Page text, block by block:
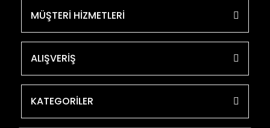
MÜŞTERİ HİZMETLERİ
ALIŞVERİŞ
KATEGORİLER